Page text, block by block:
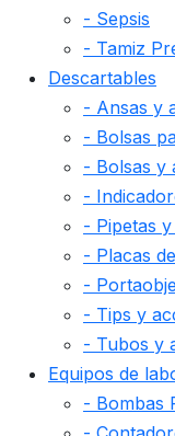
- Sepsis
- Tamiz
Descartables
- Ansas y
- Bolsas
- Bolsas y
-
- Pipetas
- Placas
-
- Tips y
- Tubos y
Equipos de
- Bombas